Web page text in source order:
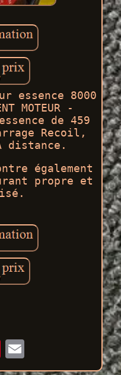
essence 8000
MOTEUR -
de 459
Recoil,
distance.
également
propre et